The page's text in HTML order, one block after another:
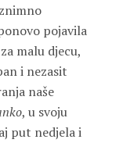
pojavila
malu djecu,
i nezasit
naše
, u svoju
put nedjela i